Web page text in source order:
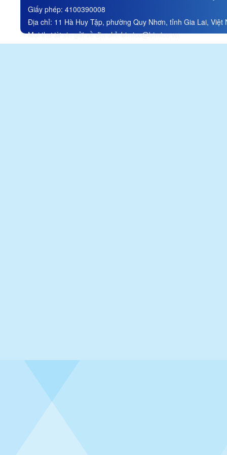
Stock Company
Đính chính thông tin trong tài
liệu ĐHĐCĐ thường niên
năm 2026/ Correction of
information in the 2026
Giấy phép: 4100390008
Địa chỉ: 11 Hà Huy Tập, phường Quy Nhơn, tỉnh Gia Lai, Việt
Mọi thư từ xin gửi về địa chỉ:bimico@bimico.vn